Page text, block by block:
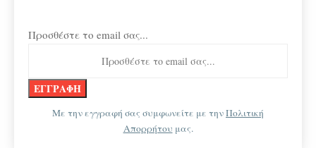
Προσθέστε το email σας...
Με την εγγραφή σας συμφωνείτε με τηνΠολιτική
Απορρήτου μας.